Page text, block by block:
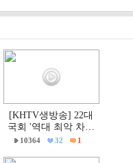
대회' 현장
[KHTV생방송] 22대
국회 '역대 최악 차별
금지법' 반대 거룩한방
10364 32 1